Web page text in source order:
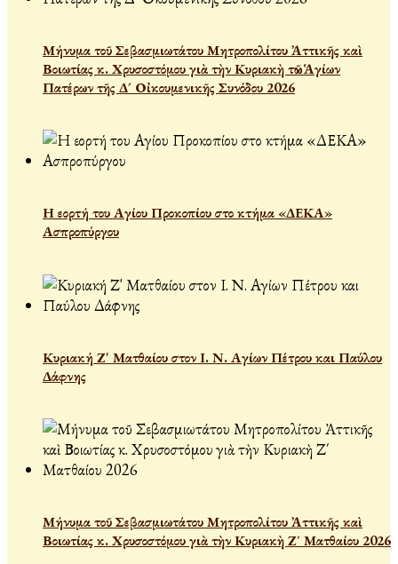
Μήνυμα τοῦ Σεβασμιωτάτου Μητροπολίτου Ἀττικῆς καὶ
Βοιωτίας κ. Χρυσοστόμου γιὰ τὴν Κυριακὴ τῶν Ἁγίων
Πατέρων τῆς Δ´ Οἰκουμενικῆς Συνόδου 2026
Η εορτή του Αγίου Προκοπίου στο κτήμα «ΔΕΚΑ»
Ασπροπύργου
Κυριακή Ζ' Ματθαίου στον Ι. Ν. Αγίων Πέτρου και Παύλου
Δάφνης
Μήνυμα τοῦ Σεβασμιωτάτου Μητροπολίτου Ἀττικῆς καὶ
Βοιωτίας κ. Χρυσοστόμου γιὰ τὴν Κυριακὴ Ζ΄ Ματθαίου 2026